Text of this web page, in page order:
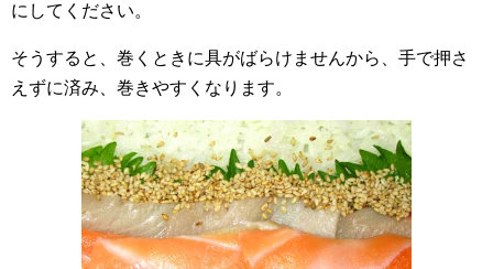
にしてください。
そうすると、巻くときに具がばらけませんから、手で押さ
えずに済み、巻きやすくなります。